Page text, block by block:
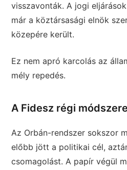
visszavonták. A jogi
már a köztársasági elnök
közepére került.
Ez nem apró karcolás az
mély repedés.
A Fidesz régi
Az Orbán-rendszer sokszor
előbb jött a politikai cél,
csomagolást. A papír végül